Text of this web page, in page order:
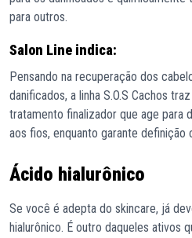
para outros.
Salon Line indica:
Pensando na recuperação dos
danificados, a linha S.O.S Cachos
tratamento finalizador que age para
aos fios, enquanto garante
Ácido hialurônico
Se você é adepta do skincare, já
hialurônico. É outro daqueles ativos